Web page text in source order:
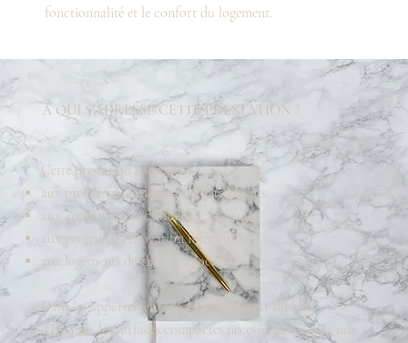
fonctionnalité et le confort du logement.
À QUI S’ADRESSE CETTE PRESTATION ?
Cette prestation s’adresse :
aux propriétaires de petits appartements
aux appartements difficiles à aménager
aux projets de rénovation intérieure
aux logements destinés à la location
Dans les appartements récents du secteur du Val
d’Europe, les surfaces compactes nécessitent souvent une